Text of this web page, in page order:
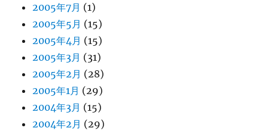
2005年7月 (1)
2005年5月 (15)
2005年4月 (15)
2005年3月 (31)
2005年2月 (28)
2005年1月 (29)
2004年3月 (15)
2004年2月 (29)